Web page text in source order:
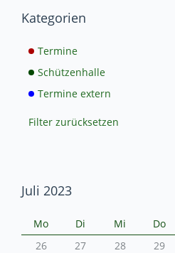
Kategorien
Termine
Schützenhalle
Termine extern
Filter zurücksetzen
Juli 2023
Mo Di Mi Do
26
27 28 29